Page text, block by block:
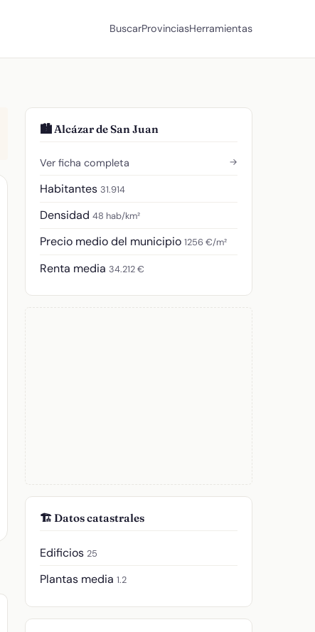
BuscarProvinciasHerramientas
🏙️ Alcázar de San Juan
Ver ficha completa →
Habitantes 31.914
Densidad 48 hab/km²
Precio medio del municipio 1256 €/m²
Renta media 34.212 €
🏗️ Datos catastrales
Edificios 25
Plantas media 1.2